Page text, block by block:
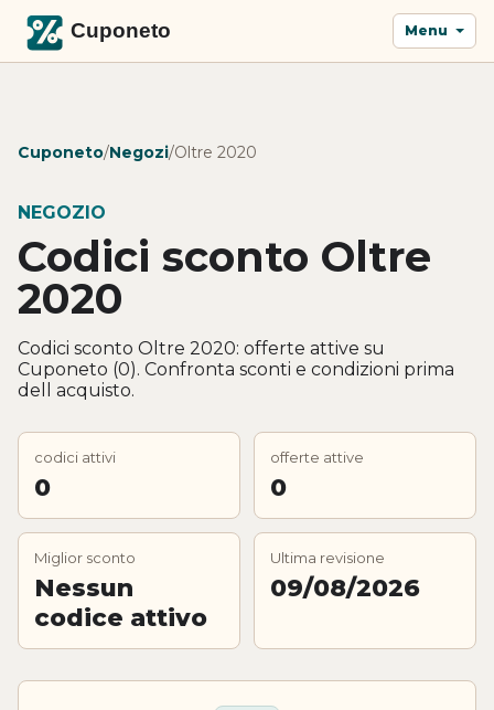
Menu
Cuponeto/Negozi/Oltre 2020
NEGOZIO
Codici sconto Oltre
2020
Codici sconto Oltre 2020: offerte attive su
Cuponeto (0). Confronta sconti e condizioni prima
dell acquisto.
codici attivi
0
offerte attive
0
Miglior sconto
Nessun
codice attivo
Ultima revisione
09/08/2026